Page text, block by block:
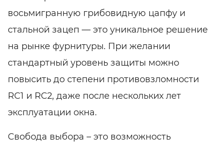
восьмигранную грибовидную цапфу и
стальной зацеп — это уникальное решение
на рынке фурнитуры. При желании
стандартный уровень защиты можно
повысить до степени противовзломности
RC1 и RC2, даже после нескольких лет
эксплуатации окна.
Свобода выбора – это возможность